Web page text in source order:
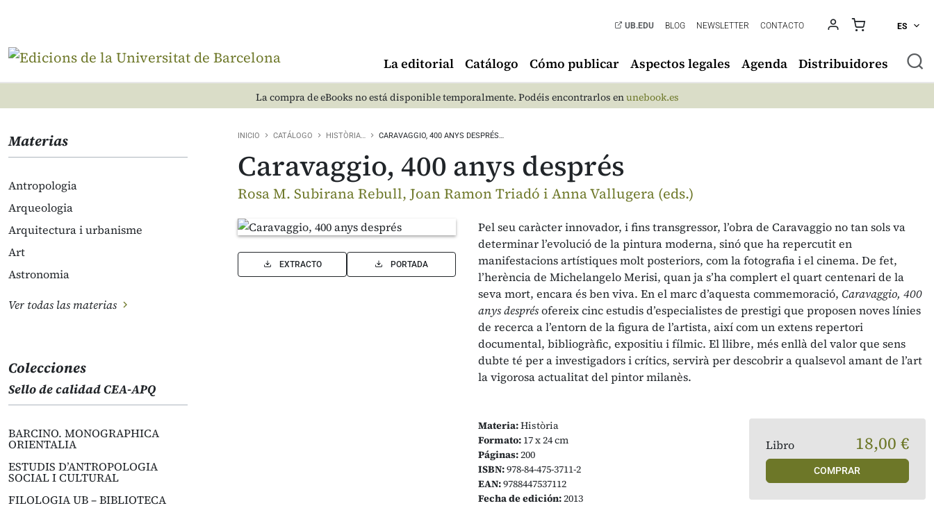
UB.EDU BLOG NEWSLETTER CONTACTO ES
La editorial Catálogo Cómo publicar Aspectos legales Agenda Distribuidores
La compra de eBooks no está disponible temporalmente. Podéis encontrarlos enunebook.es
Materias
Antropologia
Arqueologia
Arquitectura i urbanisme
Art
Astronomia
Ver todas las materias
Colecciones
Sello de calidad CEA-APQ
BARCINO. MONOGRAPHICA
ORIENTALIA
ESTUDIS D’ANTROPOLOGIA
SOCIAL I CULTURAL
FILOLOGIA UB – BIBLIOTECA
INICIO CATÁLOGO HISTÒRIA… CARAVAGGIO, 400 ANYS DESPRÉS…
Caravaggio, 400 anys després
Rosa M. Subirana Rebull, Joan Ramon Triadó i Anna Vallugera (eds.)
EXTRACTO PORTADA
Pel seu caràcter innovador, i fins transgressor, l’obra de Caravaggio no tan sols va
determinar l’evolució de la pintura moderna, sinó que ha repercutit en
manifestacions artístiques molt posteriors, com la fotografia i el cinema. De fet,
l’herència de Michelangelo Merisi, quan ja s’ha complert el quart centenari de la
seva mort, encara és ben viva. En el marc d’aquesta commemoració, Caravaggio, 400
anys desprésofereix cinc estudis d’especialistes de prestigi que proposen noves línies
de recerca a l’entorn de la figura de l’artista, així com un extens repertori
documental, bibliogràfic, expositiu i fílmic. El llibre, més enllà del valor que sens
dubte té per a investigadors i crítics, servirà per descobrir a qualsevol amant de l’art
la vigorosa actualitat del pintor milanès.
Materia:Història
Formato: 17 x 24 cm
Páginas:200
ISBN:978-84-475-3711-2
EAN:9788447537112
Fecha de edición:2013
Libro 18,00 €
COMPRAR